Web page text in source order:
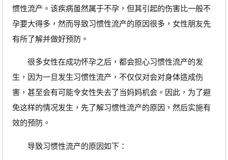
惯性流产。该疾病虽然属于不孕，但其引起的伤害比一般不
孕要大得多，然而导致习惯性流产的原因很多，女性朋友先
有所了解并做好预防。
很多女性在成功怀孕之后，都会担心习惯性流产的发
生，因为一旦发生习惯性流产，不仅仅对会对身体造成伤
害，甚至会有可能令女性失去了当妈妈机会。因此，为了避
免这样的情况发生，先了解习惯性流产的原因，然后实施有
效的预防。
导致习惯性流产的原因如下：